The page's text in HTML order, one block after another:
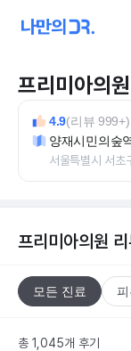
프리미아의원
4.9(리뷰 999+)
양재시민의숲
서울특별시 서
프리미아의원
모든 진료
총 1,045개 후기